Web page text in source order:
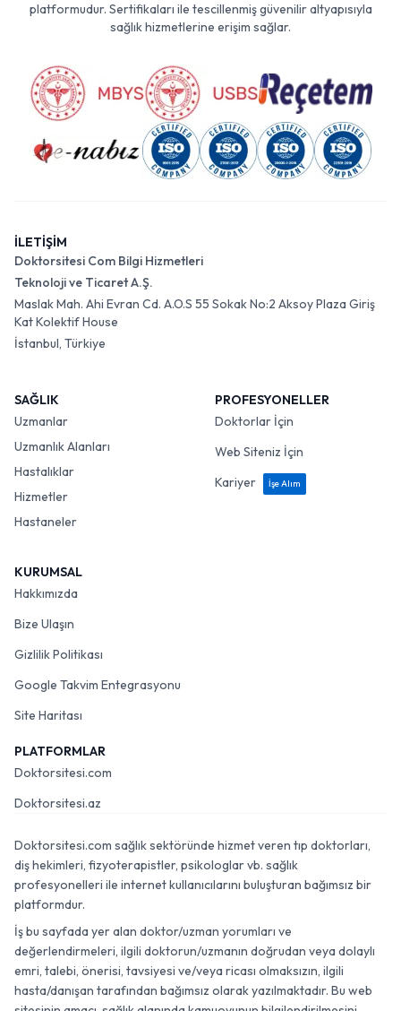
platformudur. Sertifikaları ile tescillenmiş güvenilir altyapısıyla
sağlık hizmetlerine erişim sağlar.
İLETİŞİM
Doktorsitesi Com Bilgi Hizmetleri
Teknoloji ve Ticaret A.Ş.
Maslak Mah. Ahi Evran Cd. A.O.S 55 Sokak No:2 Aksoy Plaza Giriş
Kat Kolektif House
İstanbul, Türkiye
SAĞLIK
Uzmanlar
Uzmanlık Alanları
Hastalıklar
Hizmetler
Hastaneler
PROFESYONELLER
Doktorlar İçin
Web Siteniz İçin
Kariyer
İşe Alım
KURUMSAL
Hakkımızda
Bize Ulaşın
Gizlilik Politikası
Google Takvim Entegrasyonu
Site Haritası
PLATFORMLAR
Doktorsitesi.com
Doktorsitesi.az
Doktorsitesi.com sağlık sektöründe hizmet veren tıp doktorları,
diş hekimleri, fizyoterapistler, psikologlar vb. sağlık
profesyonelleri ile internet kullanıcılarını buluşturan bağımsız bir
platformdur.
İş bu sayfada yer alan doktor/uzman yorumları ve
değerlendirmeleri, ilgili doktorun/uzmanın doğrudan veya dolaylı
emri, talebi, önerisi, tavsiyesi ve/veya ricası olmaksızın, ilgili
hasta/danışan tarafından bağımsız olarak yazılmaktadır. Bu web